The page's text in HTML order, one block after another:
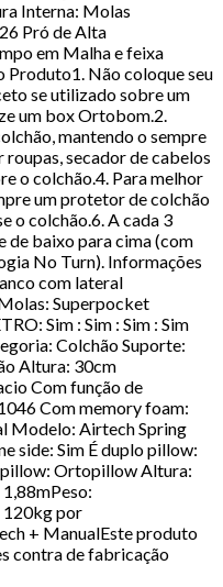
Interna: Molas
Pró de Alta
em Malha e feixa
Produto1. Não coloque seu
se utilizado sobre um
um box Ortobom.2.
mantendo o sempre
secador de cabelos
o colchão.4. Para melhor
um protetor de colchão
o colchão.6. A cada 3
de baixo para cima (com
No Turn). Informações
com lateral
Superpocket
Sim : Sim : Sim : Sim
Colchão Suporte:
Altura: 30cm
Com função de
Com memory foam:
Modelo: Airtech Spring
side: Sim É duplo pillow:
pillow: Ortopillow Altura:
120kg por
+ ManualEste produto
contra de fabricação